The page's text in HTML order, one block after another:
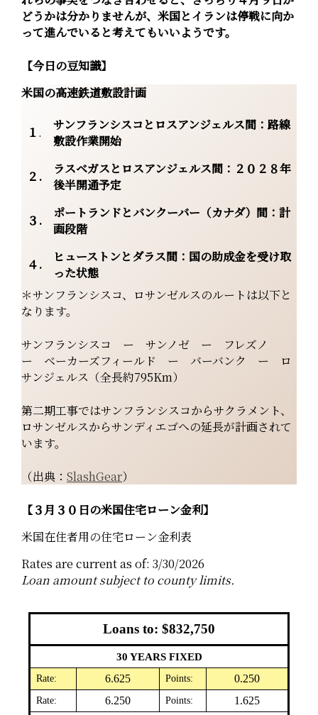
どうかは分かりませんが、米国とイランは停戦に向か
って進んでいると考えてもいいようです。
【今日の豆知識】
米国の高速鉄道敷設計画
１.
サンフランシスコとロスアンジェルス間：路線
敷設作業開始
２.
ラスベガスとロスアンジェルス間：２０２８年
後半開通予定
３.
ポートランドとバンクーバー（カナダ）間：計
画段階
４.
ヒューストンとダラス間：国の助成金を受け取
った状態
＊サンフランシスコ、ロサンゼルスのルートは以下と
なります。
サンフランシスコ ー サンノゼ ー フレズノ
ー ベーカーズフィールド ー バーバンク ー ロ
サンジェルス（全長約795Km）
第二期工事ではサンフランシスコからサクラメント、
ロサンゼルスからサンディエゴへの延長が計画されて
います。
（出典： SlashGear）
【３月３０日の米国住宅ローン金利】
米国在住者用の住宅ローン金利表
Rates are current as of: 3/30/2026
Loan amount subject to county limits.
Loans to: $832,750
30 YEARS FIXED
Rate: 6.625 Points: 0.250
Rate: 6.250 Points:
1.625